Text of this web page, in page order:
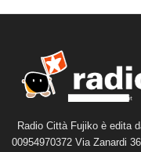
Radio Città Fujiko è edita
00954970372 Via Zanardi